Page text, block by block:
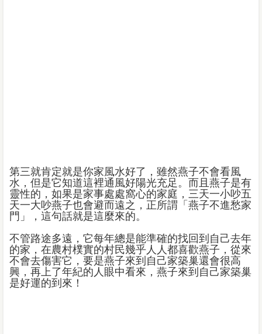
第三就肯定就是你家風水好了，雖然燕子不會看風
水，但是它知道這裡通風好陽光充足。而且燕子是有
靈性的，如果是家事處處窩心的家庭，三天一小吵五
天一大吵燕子也會避而遠之，正所謂「燕子不進愁家
門」，這句話就是這麼來的。
不管路途多遠，它每年總是能準確的找回到自己去年
的家，在農村樸實的村民幾乎人人都喜歡燕子，從來
不會去傷害它，要是燕子來到自己家築巢還會很高
興，再上了年紀的人眼中看來，燕子來到自己家築巢
是好運的到來！